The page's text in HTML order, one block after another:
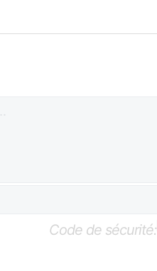
Code de sécurité: